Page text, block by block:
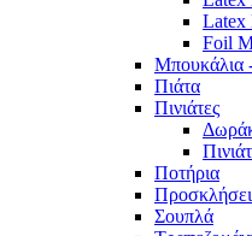
Latex
Foil
Μπουκάλια
Πιάτα
Πινιάτες
Ποτήρια
Σουπλά